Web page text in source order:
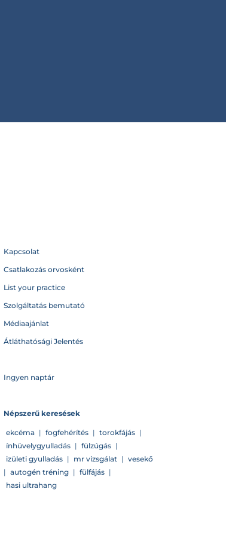
Kapcsolat
Csatlakozás orvosként
List your practice
Szolgáltatás bemutató
Médiaajánlat
Átláthatósági Jelentés
Ingyen naptár
Népszerű keresések
ekcéma | fogfehérítés | torokfájás |
ínhüvelygyulladás | fülzúgás |
izületi gyulladás | mr vizsgálat | vesekő
| autogén tréning | fülfájás |
hasi ultrahang